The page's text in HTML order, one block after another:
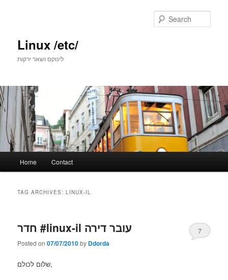
Linux /etc/
לינוקס ושאר ירקות
Home Contact
TAG ARCHIVES:LINUX-IL
חדר ‎#linux-il עובר דירה
Posted on07/07/2010by Ddorda
7
שלום לכולם,